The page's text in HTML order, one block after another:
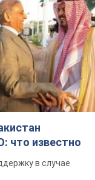
что известно
в случае